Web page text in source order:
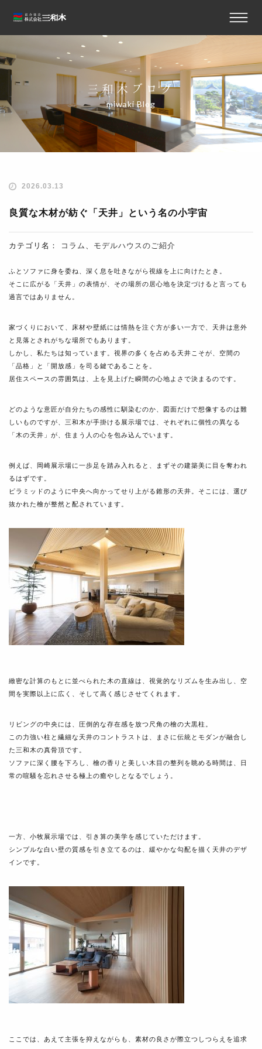
三和木ブログ
miwaki Blog
2026.03.13
良質な木材が紡ぐ「天井」という名の小宇宙
カテゴリ名： コラム 、 モデルハウスのご紹介
ふとソファに身を委ね、深く息を吐きながら視線を上に向けたとき。
そこに広がる「天井」の表情が、その場所の居心地を決定づけると言っても
過言ではありません。
家づくりにおいて、床材や壁紙には情熱を注ぐ方が多い一方で、天井は意外
と見落とされがちな場所でもあります。
しかし、私たちは知っています。視界の多くを占める天井こそが、空間の
「品格」と「開放感」を司る鍵であることを。
居住スペースの雰囲気は、上を見上げた瞬間の心地よさで決まるのです。
どのような意匠が自分たちの感性に馴染むのか、図面だけで想像するのは難
しいものですが、三和木が手掛ける展示場では、それぞれに個性の異なる
「木の天井」が、住まう人の心を包み込んでいます。
例えば、岡崎展示場に一歩足を踏み入れると、まずその建築美に目を奪われ
るはずです。
ピラミッドのように中央へ向かってせり上がる錐形の天井。そこには、選び
抜かれた檜が整然と配されています。
緻密な計算のもとに並べられた木の直線は、視覚的なリズムを生み出し、空
間を実際以上に広く、そして高く感じさせてくれます。
リビングの中央には、圧倒的な存在感を放つ尺角の檜の大黒柱。
この力強い柱と繊細な天井のコントラストは、まさに伝統とモダンが融合し
た三和木の真骨頂です。
ソファに深く腰を下ろし、檜の香りと美しい木目の整列を眺める時間は、日
常の喧騒を忘れさせる極上の癒やしとなるでしょう。
一方、小牧展示場では、引き算の美学を感じていただけます。
シンプルな白い壁の質感を引き立てるのは、緩やかな勾配を描く天井のデザ
インです。
ここでは、あえて主張を抑えながらも、素材の良さが際立つしつらえを追求